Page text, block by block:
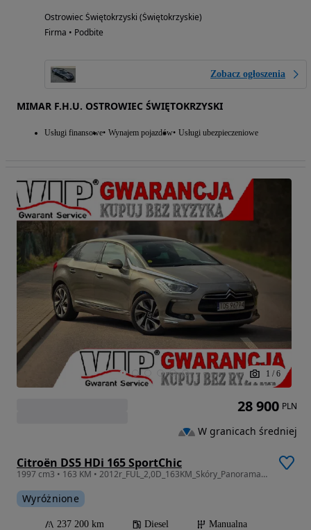
Ostrowiec Świętokrzyski (Świętokrzyskie)
Firma • Podbite
Zobacz ogłoszenia
MIMAR F.H.U. OSTROWIEC ŚWIĘTOKRZYSKI
Usługi finansowe Wynajem pojazdów Usługi ubezpieczeniowe
1 / 6
Citroën DS5 HDi 165 SportChic
1997 cm3 • 163 KM • 2012r_FUL_2,0D_163KM_Skóry_Panorama_Nawi_Kamera_Gwarancja_12m.
Wyróżnione
237 200 km Diesel
Manualna
28 900 PLN
W granicach średniej